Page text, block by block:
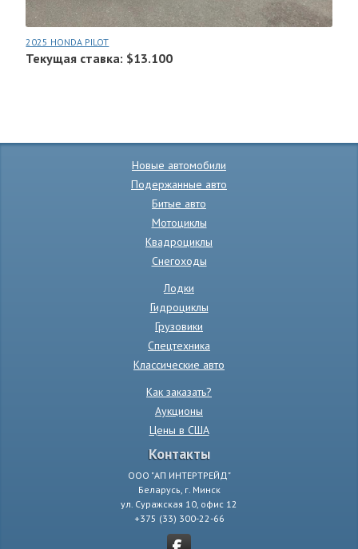
2025 HONDA PILOT
Текущая ставка: $13.100
Новые автомобили
Подержанные авто
Битые авто
Мотоциклы
Квадроциклы
Снегоходы
Лодки
Гидроциклы
Грузовики
Спецтехника
Классические авто
Как заказать?
Аукционы
Цены в США
Контакты
ООО "АП ИНТЕРТРЕЙД"
Беларусь, г. Минск
ул. Суражская 10, офис 12
+375 (33) 300-22-66